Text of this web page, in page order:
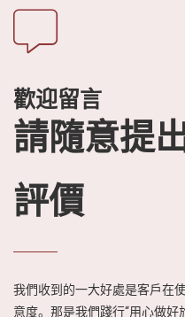
歡迎留言
請隨意提
評價
我們收到的一大好處是客戶在
意度。那是我們踐行“用心做好